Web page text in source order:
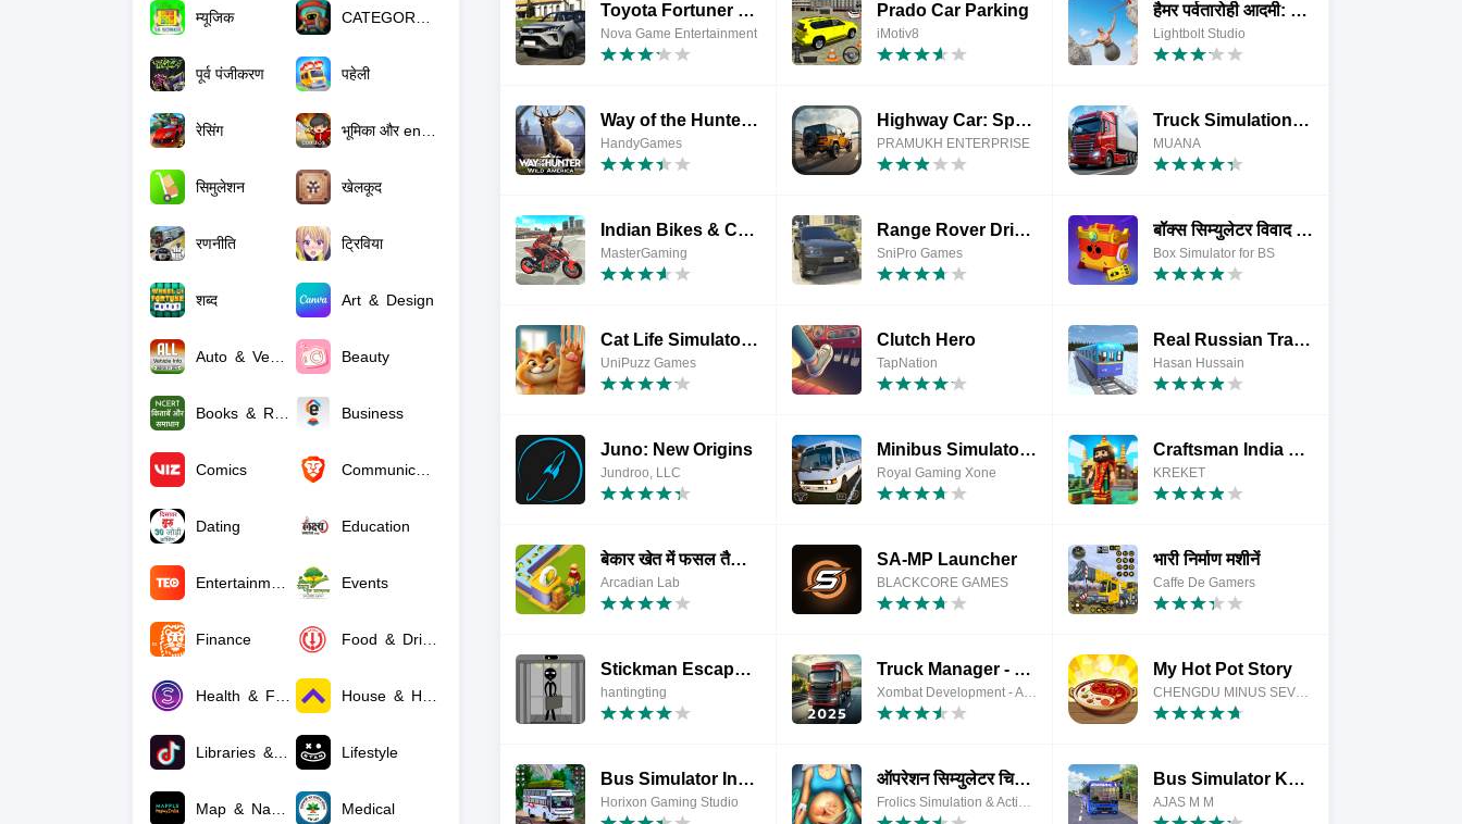
Toyota Fortuner SUV City Rides
Nova Game Entertainment
Prado Car Parking
iMotiv8
हैमर पर्वतारोही आदमी: पॉट मैन
Lightbolt Studio
Way of the Hunter Wild America
HandyGames
Highway Car: Speed Drive 3D
PRAMUKH ENTERPRISE
Truck Simulation : Empire
MUANA
Indian Bikes & Cars Master 3D
MasterGaming
Range Rover Driving Simulator
SniPro Games
बॉक्स सिम्युलेटर विवाद सितारे
Box Simulator for BS
Cat Life Simulator: Devil Cat
UniPuzz Games
Clutch Hero
TapNation
Real Russian Train Simulator
Hasan Hussain
Juno: New Origins
Jundroo, LLC
Minibus Simulator City Bus
Royal Gaming Xone
Craftsman India World Craft 3D
KREKET
बेकार खेत में फसल तैयार करने
Arcadian Lab
SA-MP Launcher
BLACKCORE GAMES
भारी निर्माण मशीनें
Caffe De Gamers
Stickman Escape Lift 2 : Funny
hantingting
Truck Manager - 2025
Xombat Development - Airline manager games
My Hot Pot Story
CHENGDU MINUS SEVEN DEGREES TECHNOLOGY CO., LTD
Bus Simulator Indian Bus Games
Horixon Gaming Studio
ऑपरेशन सिम्युलेटर चिकित्सक गेम
Frolics Simulation & Action Games
Bus Simulator Kerala
AJAS M M
म्यूजिक
पूर्व पंजीकरण पहेली
रेसिंग
सिमुलेशन खेलकूद
रणनीति ट्रिविया
शब्द Art & Design
Beauty
Business
Comics
Dating Education
Events
Finance
Lifestyle
Medical